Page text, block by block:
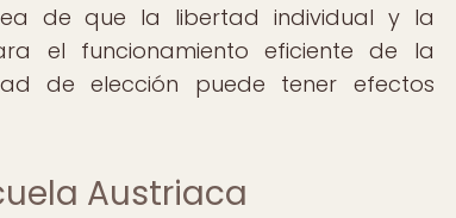
de que la libertad individual y la
el funcionamiento eficiente de la
de elección puede tener efectos
Austriaca